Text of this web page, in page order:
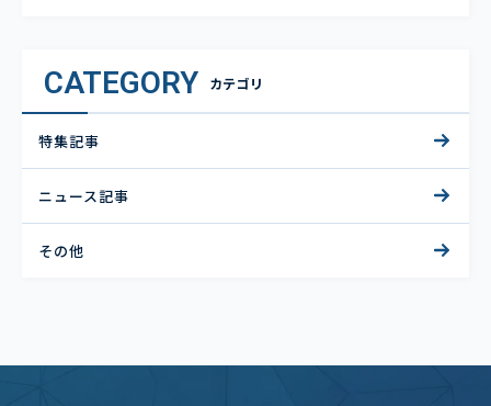
CATEGORY カテゴリ
特集記事
ニュース記事
その他